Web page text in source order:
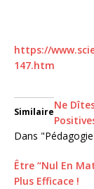
https://
147.htm
Similaire
Ne
Dans
Être “Nul En
Plus Efficace !